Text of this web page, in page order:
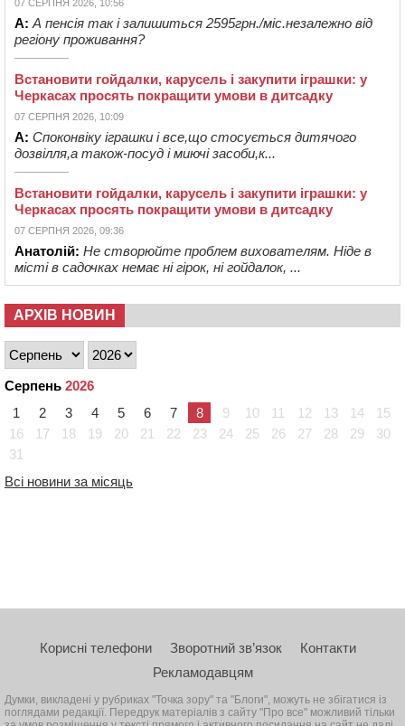
07 СЕРПНЯ 2026, 10:56
А: А пенсія так і залишиться 2595грн./міс.незалежно від
регіону проживання?
Встановити гойдалки, карусель і закупити іграшки: у
Черкасах просять покращити умови в дитсадку
07 СЕРПНЯ 2026, 10:09
А: Споконвіку іграшки і все,що стосується дитячого
дозвілля,а також-посуд і миючі засоби,к...
Встановити гойдалки, карусель і закупити іграшки: у
Черкасах просять покращити умови в дитсадку
07 СЕРПНЯ 2026, 09:36
Анатолій: Не створюйте проблем вихователям. Ніде в
місті в садочках немає ні гірок, ні гойдалок, ...
АРХІВ НОВИН
Серпень 2026
1
2 3 4 5 6 7 8 9 10 11 12 13 14
15
16
17 18 19 20 21 22 23 24 25 26 27 28 29
30
31
Всі новини за місяць
Корисні телефони Зворотний зв’язок
Контакти
Рекламодавцям
Думки, викладені у рубриках "Точка зору" та "Блоги", можуть не збігатися із
поглядами редакції. Передрук матеріалів з сайту "Про все" можливий тільки